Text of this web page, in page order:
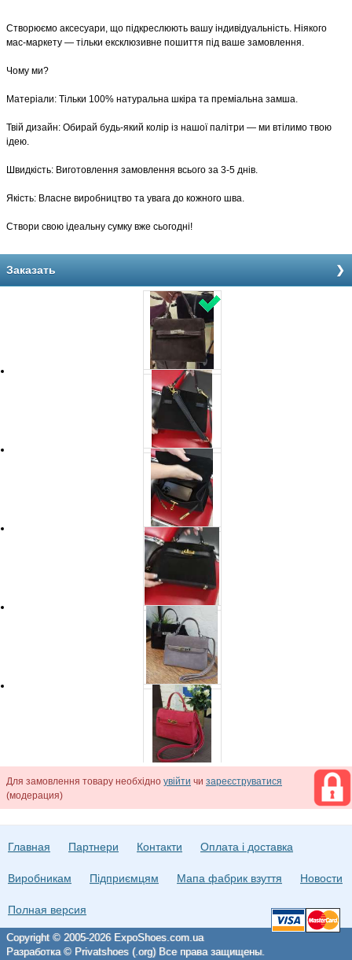
​Створюємо аксесуари, що підкреслюють вашу індивідуальність. Ніякого
мас-маркету — тільки ексклюзивне пошиття під ваше замовлення.
​Чому ми?
​Матеріали: Тільки 100% натуральна шкіра та преміальна замша.
​Твій дизайн: Обирай будь-який колір із нашої палітри — ми втілимо твою
ідею.
​Швидкість: Виготовлення замовлення всього за 3-5 днів.
​Якість: Власне виробництво та увага до кожного шва.
​Створи свою ідеальну сумку вже сьогодні!
Заказать
Для замовлення товару необхідно увійти чи зареєструватися
(модерация)
Главная Партнери Контакти Оплата і доставка
Виробникам Підприємцям Мапа фабрик взуття Новости
Полная версия
Copyright © 2005-2026 ExpoShoes.com.ua
Разработка © Privatshoes (.org) Все права защищены.